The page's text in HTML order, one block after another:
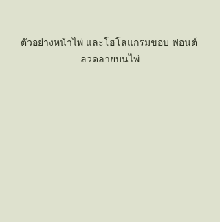
ตัวอย่างหน้าไพ่ และโฮโลแกรมขอบ ฟอนต์
ลวดลายบนไพ่